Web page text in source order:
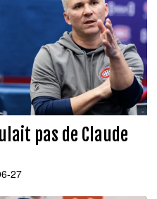
pas de Claude
27